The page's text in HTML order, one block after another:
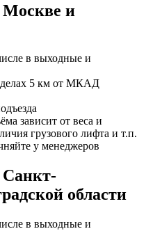
Москве и
в выходные и
5 км от МКАД
зависит от веса и
грузового лифта и т.п.
у менеджеров
Санкт-
области
в выходные и